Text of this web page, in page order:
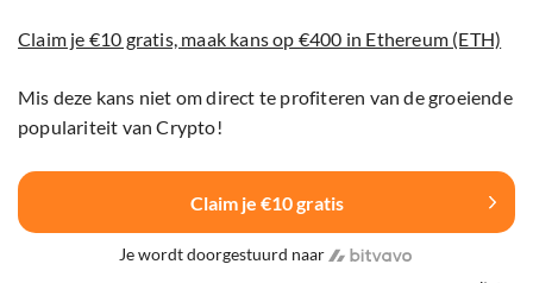
Claim je €10 gratis, maak kans op €400 in Ethereum (ETH)
Mis deze kans niet om direct te profiteren van de groeiende
populariteit van Crypto!
Claim je €10 gratis
Je wordt doorgestuurd naar